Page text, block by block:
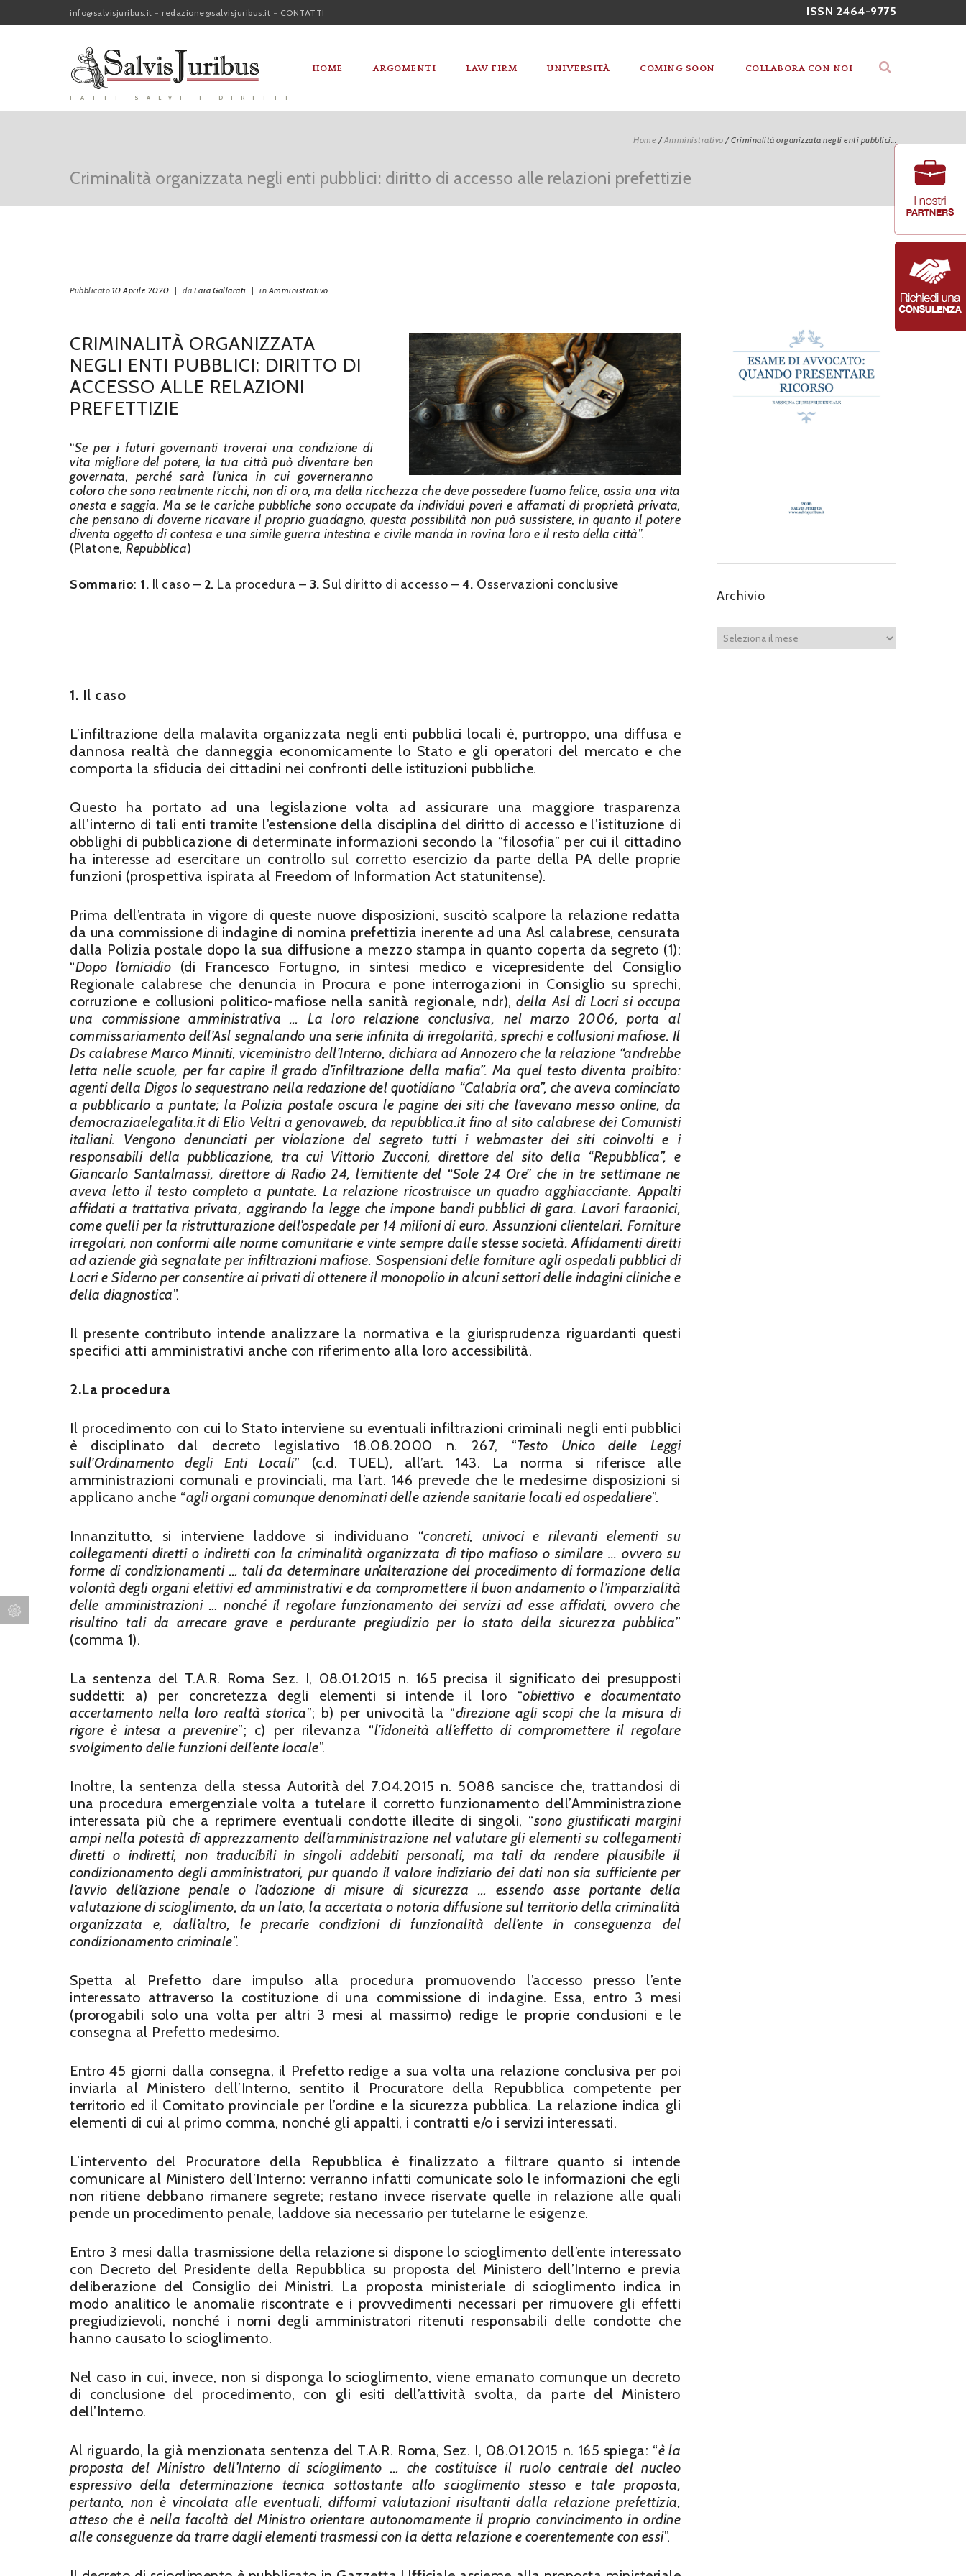
ISSN 2464-9775
info@salvisjuribus.it - redazione@salvisjuribus.it - CONTATTI
FATTI SALVI I DIRITTI
HOME ARGOMENTI LAW FIRM UNIVERSITÀ COMING SOON COLLABORA CON NOI
Home /Amministrativo /Criminalità organizzata negli enti pubblici...
Criminalità organizzata negli enti pubblici: diritto di accesso alle relazioni prefettizie
Pubblicato 10 Aprile 2020 | da Lara Gallarati | inAmministrativo
CRIMINALITÀ ORGANIZZATA
NEGLI ENTI PUBBLICI: DIRITTO DI
ACCESSO ALLE RELAZIONI
PREFETTIZIE
“Se per i futuri governanti troverai una condizione di
vita migliore del potere, la tua città può diventare ben
governata, perché sarà l’unica in cui governeranno
coloro che sono realmente ricchi, non di oro, ma della ricchezza che deve possedere l’uomo felice, ossia una vita
onesta e saggia. Ma se le cariche pubbliche sono occupate da individui poveri e affamati di proprietà privata,
che pensano di doverne ricavare il proprio guadagno, questa possibilità non può sussistere, in quanto il potere
diventa oggetto di contesa e una simile guerra intestina e civile manda in rovina loro e il resto della città”.
(Platone, Repubblica)
Sommario: 1. Il caso – 2. La procedura – 3. Sul diritto di accesso – 4. Osservazioni conclusive
1. Il caso
L’infiltrazione della malavita organizzata negli enti pubblici locali è, purtroppo, una diffusa e
dannosa realtà che danneggia economicamente lo Stato e gli operatori del mercato e che
comporta la sfiducia dei cittadini nei confronti delle istituzioni pubbliche.
Questo ha portato ad una legislazione volta ad assicurare una maggiore trasparenza
all’interno di tali enti tramite l’estensione della disciplina del diritto di accesso e l’istituzione di
obblighi di pubblicazione di determinate informazioni secondo la “filosofia” per cui il cittadino
ha interesse ad esercitare un controllo sul corretto esercizio da parte della PA delle proprie
funzioni (prospettiva ispirata al Freedom of Information Act statunitense).
Prima dell’entrata in vigore di queste nuove disposizioni, suscitò scalpore la relazione redatta
da una commissione di indagine di nomina prefettizia inerente ad una Asl calabrese, censurata
dalla Polizia postale dopo la sua diffusione a mezzo stampa in quanto coperta da segreto (1):
“Dopo l’omicidio (di Francesco Fortugno, in sintesi medico e vicepresidente del Consiglio
Regionale calabrese che denuncia in Procura e pone interrogazioni in Consiglio su sprechi,
corruzione e collusioni politico-mafiose nella sanità regionale, ndr), della Asl di Locri si occupa
una commissione amministrativa … La loro relazione conclusiva, nel marzo 2006, porta al
commissariamento dell’Asl segnalando una serie infinita di irregolarità, sprechi e collusioni mafiose. Il
Ds calabrese Marco Minniti, viceministro dell’Interno, dichiara ad Annozero che la relazione “andrebbe
letta nelle scuole, per far capire il grado d’infiltrazione della mafia”. Ma quel testo diventa proibito:
agenti della Digos lo sequestrano nella redazione del quotidiano “Calabria ora”, che aveva cominciato
a pubblicarlo a puntate; la Polizia postale oscura le pagine dei siti che l’avevano messo online, da
democraziaelegalita.it di Elio Veltri a genovaweb, da repubblica.it fino al sito calabrese dei Comunisti
italiani. Vengono denunciati per violazione del segreto tutti i webmaster dei siti coinvolti e i
responsabili della pubblicazione, tra cui Vittorio Zucconi, direttore del sito della “Repubblica”, e
Giancarlo Santalmassi, direttore di Radio 24, l’emittente del “Sole 24 Ore” che in tre settimane ne
aveva letto il testo completo a puntate.La relazione ricostruisce un quadro agghiacciante. Appalti
affidati a trattativa privata, aggirando la legge che impone bandi pubblici di gara. Lavori faraonici,
come quelli per la ristrutturazione dell’ospedale per 14 milioni di euro. Assunzioni clientelari. Forniture
irregolari, non conformi alle norme comunitarie e vinte sempre dalle stesse società. Affidamenti diretti
ad aziende già segnalate per infiltrazioni mafiose. Sospensioni delle forniture agli ospedali pubblici di
Locri e Siderno per consentire ai privati di ottenere il monopolio in alcuni settori delle indagini cliniche e
della diagnostica”.
Il presente contributo intende analizzare la normativa e la giurisprudenza riguardanti questi
specifici atti amministrativi anche con riferimento alla loro accessibilità.
2.La procedura
Il procedimento con cui lo Stato interviene su eventuali infiltrazioni criminali negli enti pubblici
è disciplinato dal decreto legislativo 18.08.2000 n. 267, “Testo Unico delle Leggi
sull’Ordinamento degli Enti Locali” (c.d. TUEL), all’art. 143. La norma si riferisce alle
amministrazioni comunali e provinciali, ma l’art. 146 prevede che le medesime disposizioni si
applicano anche “agli organi comunque denominati delle aziende sanitarie locali ed ospedaliere”.
Innanzitutto, si interviene laddove si individuano “concreti, univoci e rilevanti elementi su
collegamenti diretti o indiretti con la criminalità organizzata di tipo mafioso o similare … ovvero su
forme di condizionamenti … tali da determinare un’alterazione del procedimento di formazione della
volontà degli organi elettivi ed amministrativi e da compromettere il buon andamento o l’imparzialità
delle amministrazioni … nonché il regolare funzionamento dei servizi ad esse affidati, ovvero che
risultino tali da arrecare grave e perdurante pregiudizio per lo stato della sicurezza pubblica”
(comma 1).
La sentenza del T.A.R. Roma Sez. I, 08.01.2015 n. 165 precisa il significato dei presupposti
suddetti: a) per concretezza degli elementi si intende il loro “obiettivo e documentato
accertamento nella loro realtà storica”; b) per univocità la “direzione agli scopi che la misura di
rigore è intesa a prevenire”; c) per rilevanza “l’idoneità all’effetto di compromettere il regolare
svolgimento delle funzioni dell’ente locale”.
Inoltre, la sentenza della stessa Autorità del 7.04.2015 n. 5088 sancisce che, trattandosi di
una procedura emergenziale volta a tutelare il corretto funzionamento dell’Amministrazione
interessata più che a reprimere eventuali condotte illecite di singoli, “sono giustificati margini
ampi nella potestà di apprezzamento dell’amministrazione nel valutare gli elementi su collegamenti
diretti o indiretti, non traducibili in singoli addebiti personali, ma tali da rendere plausibile il
condizionamento degli amministratori, pur quando il valore indiziario dei dati non sia sufficiente per
l’avvio dell’azione penale o l’adozione di misure di sicurezza … essendo asse portante della
valutazione di scioglimento, da un lato, la accertata o notoria diffusione sul territorio della criminalità
organizzata e, dall’altro, le precarie condizioni di funzionalità dell’ente in conseguenza del
condizionamento criminale”.
Spetta al Prefetto dare impulso alla procedura promuovendo l’accesso presso l’ente
interessato attraverso la costituzione di una commissione di indagine. Essa, entro 3 mesi
(prorogabili solo una volta per altri 3 mesi al massimo) redige le proprie conclusioni e le
consegna al Prefetto medesimo.
Entro 45 giorni dalla consegna, il Prefetto redige a sua volta una relazione conclusiva per poi
inviarla al Ministero dell’Interno, sentito il Procuratore della Repubblica competente per
territorio ed il Comitato provinciale per l’ordine e la sicurezza pubblica. La relazione indica gli
elementi di cui al primo comma, nonché gli appalti, i contratti e/o i servizi interessati.
L’intervento del Procuratore della Repubblica è finalizzato a filtrare quanto si intende
comunicare al Ministero dell’Interno: verranno infatti comunicate solo le informazioni che egli
non ritiene debbano rimanere segrete; restano invece riservate quelle in relazione alle quali
pende un procedimento penale, laddove sia necessario per tutelarne le esigenze.
Entro 3 mesi dalla trasmissione della relazione si dispone lo scioglimento dell’ente interessato
con Decreto del Presidente della Repubblica su proposta del Ministero dell’Interno e previa
deliberazione del Consiglio dei Ministri. La proposta ministeriale di scioglimento indica in
modo analitico le anomalie riscontrate e i provvedimenti necessari per rimuovere gli effetti
pregiudizievoli, nonché i nomi degli amministratori ritenuti responsabili delle condotte che
hanno causato lo scioglimento.
Nel caso in cui, invece, non si disponga lo scioglimento, viene emanato comunque un decreto
di conclusione del procedimento, con gli esiti dell’attività svolta, da parte del Ministero
dell’Interno.
Al riguardo, la già menzionata sentenza del T.A.R. Roma, Sez. I, 08.01.2015 n. 165 spiega: “è la
proposta del Ministro dell’Interno di scioglimento … che costituisce il ruolo centrale del nucleo
espressivo della determinazione tecnica sottostante allo scioglimento stesso e tale proposta,
pertanto, non è vincolata alle eventuali, difformi valutazioni risultanti dalla relazione prefettizia,
atteso che è nella facoltà del Ministro orientare autonomamente il proprio convincimento in ordine
alle conseguenze da trarre dagli elementi trasmessi con la detta relazione e coerentemente con essi”.
Archivio